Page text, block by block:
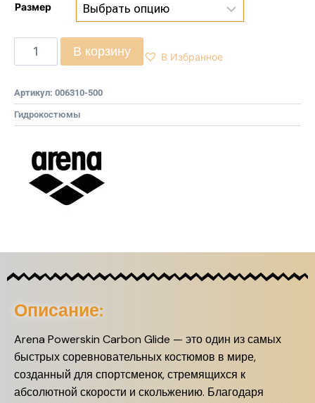
Размер
В корзину В Избранное
Артикул: 006310-500
Гидрокостюмы
Описание:
Arena Powerskin Carbon Glide — это один из самых
быстрых соревновательных костюмов в мире,
созданный для спортсменок, стремящихся к
абсолютной скорости и скольжению. Благодаря